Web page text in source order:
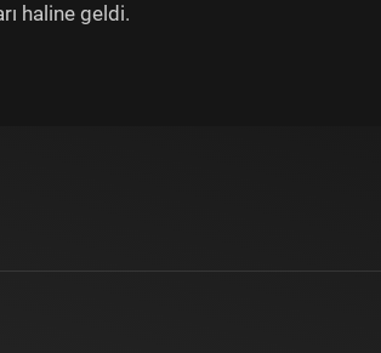
haline geldi.